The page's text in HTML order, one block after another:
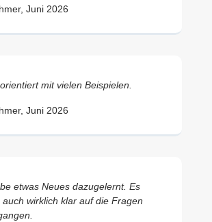
Juni 2026
mit vielen Beispielen.
Juni 2026
etwas Neues dazugelernt. Es
auch wirklich klar auf die Fragen